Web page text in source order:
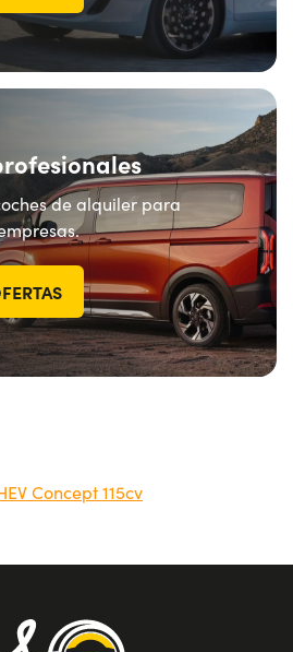
de alquiler para
Concept 115cv